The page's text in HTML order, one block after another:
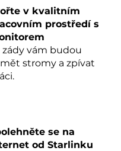
v kvalitním
prostředí s
zády vám budou
stromy a zpívat
se na
od Starlinku